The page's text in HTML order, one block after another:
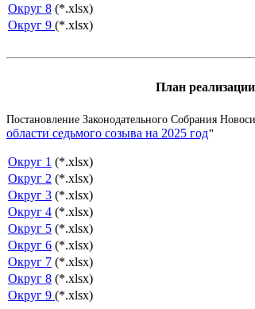
Округ 8 (*.xlsx)
Округ 9 (*.xlsx)
План
Постановление Законодательного Собрания
области седьмого созыва на 2025 год"
Округ 1 (*.xlsx)
Округ 2 (*.xlsx)
Округ 3 (*.xlsx)
Округ 4 (*.xlsx)
Округ 5 (*.xlsx)
Округ 6 (*.xlsx)
Округ 7 (*.xlsx)
Округ 8 (*.xlsx)
Округ 9 (*.xlsx)